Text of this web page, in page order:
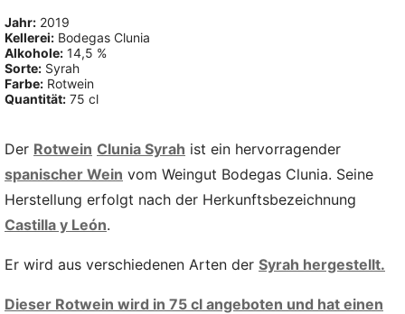
Jahr: 2019
Kellerei: Bodegas Clunia
Alkohole: 14,5 %
Sorte: Syrah
Farbe: Rotwein
Quantität: 75 cl
Der Rotwein Clunia Syrah ist ein hervorragender
spanischer Wein vom Weingut Bodegas Clunia. Seine
Herstellung erfolgt nach der Herkunftsbezeichnung
Castilla y León.
Er wird aus verschiedenen Arten der Syrah hergestellt.
Dieser Rotwein wird in 75 cl angeboten und hat einen